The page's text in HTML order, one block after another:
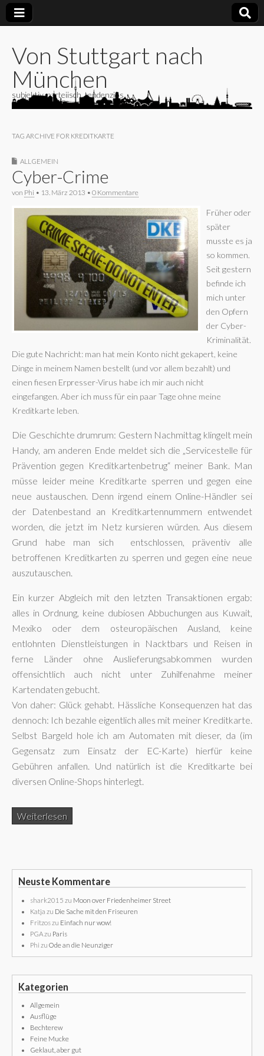
Von Stuttgart nach
München
subjektiv, parteiisch, tendenziös
TAG ARCHIVE FOR KREDITKARTE
ALLGEMEIN
Cyber-Crime
von Phi • 13. März 2013 • 0 Kommentare
Früher oder
später
musste es ja
so kommen.
Seit gestern
befinde ich
mich unter
den Opfern
der Cyber-
Kriminalität.
Die gute Nachricht: man hat mein Konto nicht gekapert, keine
Dinge in meinem Namen bestellt (und vor allem bezahlt) und
einen fiesen Erpresser-Virus habe ich mir auch nicht
eingefangen. Aber ich muss für ein paar Tage ohne meine
Kreditkarte leben.
Die Geschichte drumrum: Gestern Nachmittag klingelt mein
Handy, am anderen Ende meldet sich die „Servicestelle für
Prävention gegen Kreditkartenbetrug“ meiner Bank. Man
müsse leider meine Kreditkarte sperren und gegen eine
neue austauschen. Denn irgend einem Online-Händler sei
der Datenbestand an Kreditkartennummern entwendet
worden, die jetzt im Netz kursieren würden. Aus diesem
Grund habe man sich entschlossen, präventiv alle
betroffenen Kreditkarten zu sperren und gegen eine neue
auszutauschen.
Ein kurzer Abgleich mit den letzten Transaktionen ergab:
alles in Ordnung, keine dubiosen Abbuchungen aus Kuwait,
Mexiko oder dem osteuropäischen Ausland, keine
entlohnten Dienstleistungen in Nacktbars und Reisen in
ferne Länder ohne Auslieferungsabkommen wurden
offensichtlich auch nicht unter Zuhilfenahme meiner
Kartendaten gebucht.
Von daher: Glück gehabt. Hässliche Konsequenzen hat das
dennoch: Ich bezahle eigentlich alles mit meiner Kreditkarte.
Selbst Bargeld hole ich am Automaten mit dieser, da (im
Gegensatz zum Einsatz der EC-Karte) hierfür keine
Gebühren anfallen. Und natürlich ist die Kreditkarte bei
diversen Online-Shops hinterlegt.
Weiterlesen
Neuste Kommentare
shark2015 zu Moon over Friedenheimer Street
Katja zu Die Sache mit den Friseuren
Fritzoszu Einfach nur wow!
PGAzu Paris
Phi zu Ode an die Neunziger
Kategorien
Allgemein
Ausflüge
Bechterew
Feine Mucke
Geklaut, aber gut